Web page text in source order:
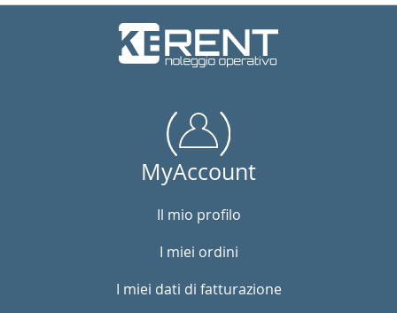
MyAccount
Il mio profilo
I miei ordini
I miei dati di fatturazione